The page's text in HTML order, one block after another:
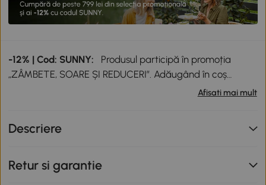
-12% | Cod: SUNNY:
Produsul participă în promoția
„ZÂMBETE, SOARE ȘI REDUCERI”. Adăugând în coș
produse participante în valoare totală de peste 799 lei,
valabilă până la data de 12.08.2026.
Afisati mai mult
Descriere
Retur si garantie